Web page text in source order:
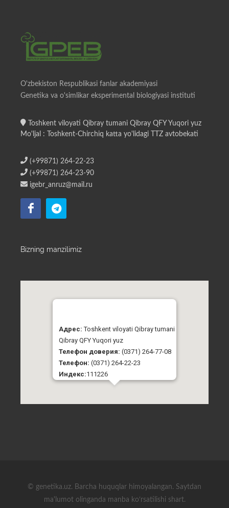
O'zbekiston Respublikasi fanlar akademiyasi
Genetika va o'simlikar eksperimental biologiyasi instituti
Toshkent viloyati Qibray tumani Qibray QFY Yuqori yuz
Mo'ljal : Toshkent-Chirchiq katta yo'lidagi TTZ avtobekati
(+99871) 264-22-23
(+99871) 264-23-90
igebr_anruz@mail.ru
Bizning manzilimiz
Адрес:Toshkent viloyati Qibray tumani
Qibray QFY Yuqori yuz
Телефон доверия: (0371) 264-77-08
Телефон: (0371) 264-22-23
Индекс:111226
© genetika.uz. Barcha huquqlar himoyalangan. Saytdan
ma'lumot olinganda manba koʻrsatilishi shart.